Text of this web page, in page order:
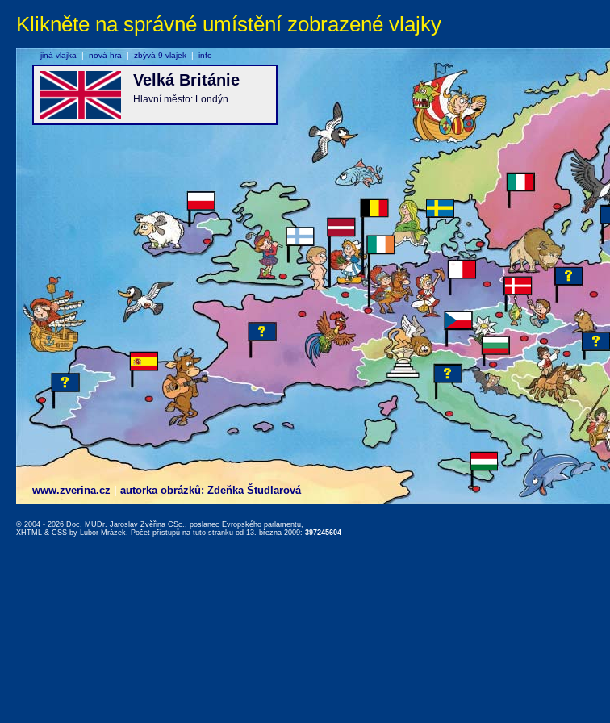
Klikněte na správné umístění zobrazené vlajky
www.zverina.cz autorka obrázků: Zdeňka Študlarová
Velká Británie
Hlavní město: Londýn
jiná vlajka | nová hra | zbývá 9 vlajek | info
© 2004 - 2026 Doc. MUDr. Jaroslav Zvěřina CSc., poslanec Evropského parlamentu,
XHTML & CSS by Lubor Mrázek. Počet přístupů na tuto stránku od 13. března 2009: 397245604